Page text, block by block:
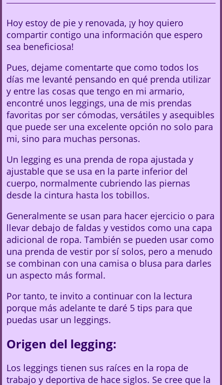
Hoy estoy de pie y renovada, ¡y hoy quiero
compartir contigo una información que espero
sea beneficiosa!
Pues, dejame comentarte que como todos los
días me levanté pensando en qué prenda utilizar
y entre las cosas que tengo en mi armario,
encontré unos leggings, una de mis prendas
favoritas por ser cómodas, versátiles y asequibles
que puede ser una excelente opción no solo para
mi, sino para muchas personas.
Un legging es una prenda de ropa ajustada y
ajustable que se usa en la parte inferior del
cuerpo, normalmente cubriendo las piernas
desde la cintura hasta los tobillos.
Generalmente se usan para hacer ejercicio o para
llevar debajo de faldas y vestidos como una capa
adicional de ropa. También se pueden usar como
una prenda de vestir por sí solos, pero a menudo
se combinan con una camisa o blusa para darles
un aspecto más formal.
Por tanto, te invito a continuar con la lectura
porque más adelante te daré 5 tips para que
puedas usar un leggings.
Origen del legging:
Los leggings tienen sus raíces en la ropa de
trabajo y deportiva de hace siglos. Se cree que la